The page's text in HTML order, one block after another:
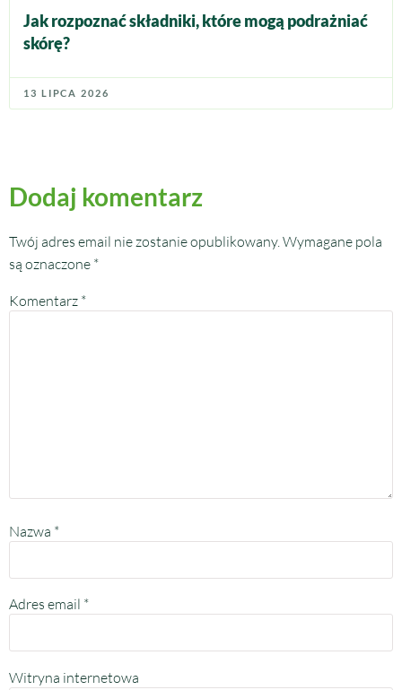
Jak rozpoznać składniki, które mogą podrażniać
skórę?
13 LIPCA 2026
Dodaj komentarz
Twój adres email nie zostanie opublikowany. Wymagane pola
są oznaczone *
Komentarz *
Nazwa *
Adres email *
Witryna internetowa